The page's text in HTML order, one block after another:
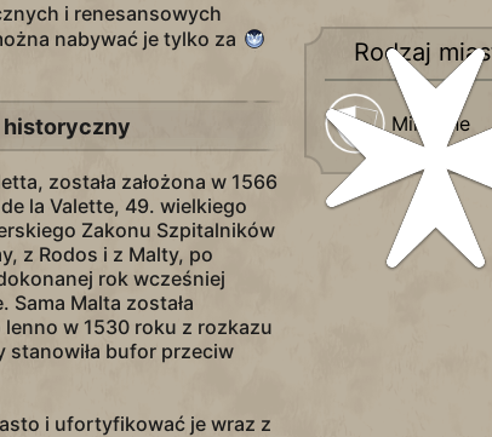
i renesansowych
nabywać je tylko za
historyczny
została założona w 1566
la Valette, 49. wielkiego
Zakonu Szpitalników
z Rodos i z Malty, po
rok wcześniej
Sama Malta została
w 1530 roku z rozkazu
stanowiła bufor przeciw
i ufortyfikować je wraz z
Rodzaj
Militarne